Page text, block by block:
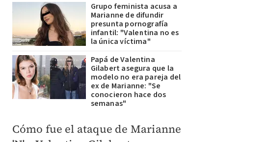
Grupo feminista acusa a
Marianne de difundir
presunta pornografía
infantil: "Valentina no es
la única víctima"
Papá de Valentina
Gilabert asegura que la
modelo no era pareja del
ex de Marianne: "Se
conocieron hace dos
semanas"
Cómo fue el ataque de Marianne